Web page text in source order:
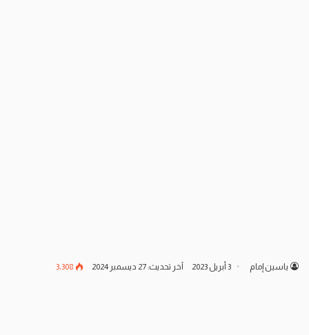
ياسين إمام 3 أبريل 2023 آخر تحديث: 27 ديسمبر 2024 3٬308